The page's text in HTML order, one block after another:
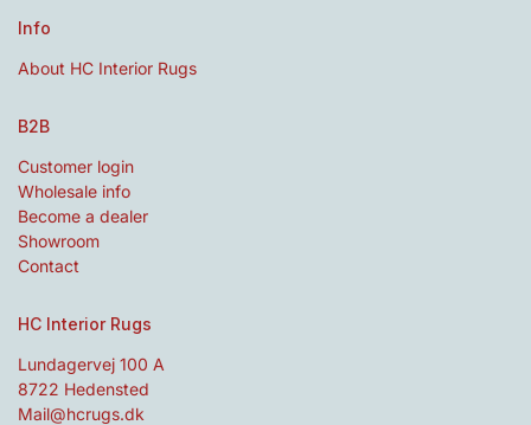
Info
About HC Interior Rugs
B2B
Customer login
Wholesale info
Become a dealer
Showroom
Contact
HC Interior Rugs
Lundagervej 100 A
8722 Hedensted
Mail@hcrugs.dk